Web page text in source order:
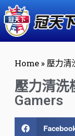
Home » 壓力
壓力清洗
Gamers